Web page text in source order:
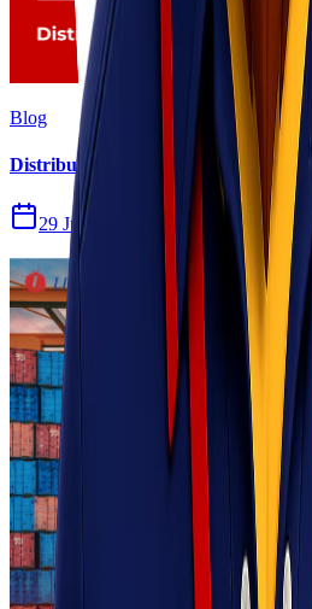
Blog
Distribusi Pengiriman Rokok
29 Jul 2026